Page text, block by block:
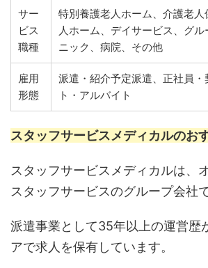
サー
ビス
職種
特別養護老人ホーム、介護老
人ホーム、デイサービス、グル
ニック、病院、その他
雇用
形態
派遣・紹介予定派遣、正社員・
ト・アルバイト
スタッフサービスメディカルのお
スタッフサービスメディカルは、
スタッフサービスのグループ会社で
派遣事業として35年以上の運営歴
アで求人を保有しています。